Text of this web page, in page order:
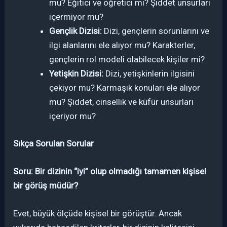
mu? Eğitici ve öğretici mi? Şiddet unsurları
içermiyor mu?
Gençlik Dizisi: Dizi, gençlerin sorunlarını ve
ilgi alanlarını ele alıyor mu? Karakterler,
gençlerin rol modeli olabilecek kişiler mi?
Yetişkin Dizisi: Dizi, yetişkinlerin ilgisini
çekiyor mu? Karmaşık konuları ele alıyor
mu? Şiddet, cinsellik ve küfür unsurları
içeriyor mu?
Sıkça Sorulan Sorular
Soru: Bir dizinin “iyi” olup olmadığı tamamen kişisel
bir görüş müdür?
Evet, büyük ölçüde kişisel bir görüştür. Ancak